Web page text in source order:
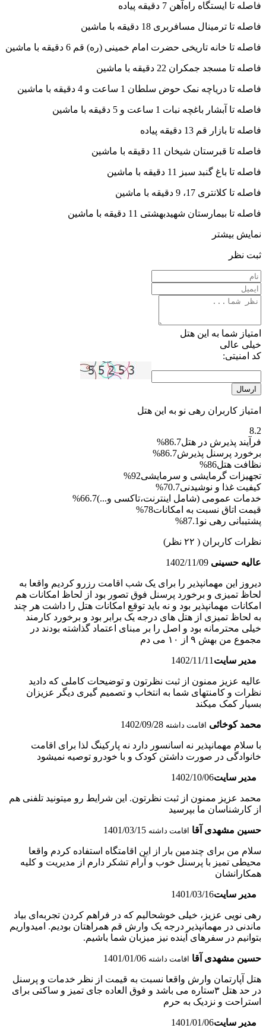
فاصله تا ایستگاه راه‌آهن 7 دقیقه پیاده
فاصله تا ترمینال مسافربری 18 دقیقه با ماشین
فاصله تا خانه تاریخی حضرت امام خمینی (ره) قم 6 دقیقه با ماشین
فاصله تا مسجد جمکران 22 دقیقه با ماشین
فاصله تا دریاچه نمک حوض سلطان 1 ساعت و 4 دقیقه با ماشین
فاصله تا آبشار باغچه نبات 1 ساعت و 5 دقیقه با ماشین
فاصله تا بازار قم 13 دقیقه پیاده
فاصله تا قبرستان شیخان 11 دقیقه با ماشین
فاصله تا باغ گنبد سبز 11 دقیقه با ماشین
فاصله تا کلانتری 17، 9 دقیقه با ماشین
فاصله تا بیمارستان شهیدبهشتی 11 دقیقه با ماشین
نمایش بیشتر
ثبت نظر
امتیاز شما به این هتل
خیلی عالی
کد امنیتی:
ارسال
امتیاز کاربران رهی نو به این هتل
8.2
فرآیند پذیرش در هتل86.7%
برخورد پرسنل پذیرش86.7%
نظافت هتل86%
تجهیزات گرمایشی و سرمایشی92%
کیفیت غذا و نوشیدنی70.7%
خدمات عمومی (شامل اینترنت،تاکسی و...)66.7%
قیمت اتاق نسبت به امکانات78%
پشتیبانی رهی نو 87.1%
نظرات کاربران ( ۲۲ نظر)
عالیه حسینی 1402/11/09
دیروز این مهمانپذیر را برای یک شب اقامت رزرو کردیم واقعا به
لحاظ تمیزی و برخورد پرسنل فوق تصور بود از لحاظ امکانات هم
امکانات مهمانپذیر بود و نه باید توقع امکانات هتل را داشت هر چند
به لحاظ تمیزی از هتل های درجه یک برابر بود و برخورد کارمند
خیلی محترمانه بود و اصل را بر مبنای اعتماد گذاشته بودند در
مجموع من بهش ۹ از ۱۰ می دم
مدیر سایت 1402/11/11
عالیه عزیز ممنون از ثبت نظرتون و توضیحات کاملی که دادید
نظرات و کامنتهای شما به انتخاب و تصمیم گیری دیگر عزیزان
بسیار کمک میکند
محمد کوخائی اقامت داشته 1402/09/28
با سلام مهمانپذیر نه اسانسور دارد نه پارکینگ لذا برای اقامت
خانوادگی در صورت داشتن کودک و با خودرو توصیه نمیشود
مدیر سایت1402/10/06
محمد عزیز ممنون از ثبت نظرتون. این شرایط رو میتونید تلفنی هم
از کارشناسان ما بپرسید
حسین مشهدی آقا اقامت داشته 1401/03/15
سلام من برای چندمین بار از این اقامتگاه استفاده کردم واقعا
محیطی تمیز با پرسنل خوب و آرام تشکر دارم از مدیریت و کلیه
همکارانشان
مدیر سایت1401/03/16
رهی نویی عزیز، خیلی خوشحالیم که در فراهم کردن تجربه‌ای بیاد
ماندنی در مهمانپذیر درجه یک وارش قم همراهتان بودیم. امیدواریم
بتوانیم در سفرهای آینده نیز میزبان شما باشیم.
حسین مشهدی آقا اقامت داشته 1401/01/06
هتل آپارتمان وارش واقعا نسبت به قیمت از نظر خدمات و پرسنل
در حد هتل ۳ستاره می باشد و فوق العاده جای تمیز و ساکتی برای
استراحت و نزدیک به حرم
مدیر سایت1401/01/06